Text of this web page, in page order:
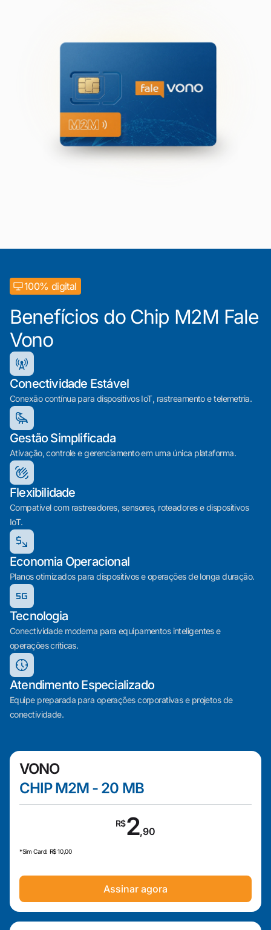
100% digital
Benefícios do Chip M2M Fale
Vono
Conectividade Estável
Conexão contínua para dispositivos IoT, rastreamento e telemetria.
Gestão Simplificada
Ativação, controle e gerenciamento em uma única plataforma.
Flexibilidade
Compatível com rastreadores, sensores, roteadores e dispositivos
IoT.
Economia Operacional
Planos otimizados para dispositivos e operações de longa duração.
Tecnologia
Conectividade moderna para equipamentos inteligentes e
operações críticas.
Atendimento Especializado
Equipe preparada para operações corporativas e projetos de
conectividade.
VONO
CHIP M2M - 20 MB
R$2,90
*Sim Card: R$ 10,00
Assinar agora